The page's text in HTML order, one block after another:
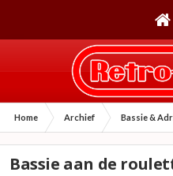
Home Archief Bassie &
Bassie aan de